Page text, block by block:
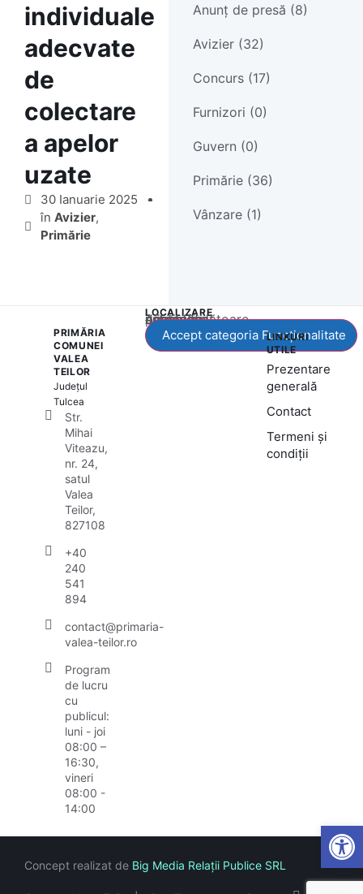
individuale
adecvate
de
colectare
a apelor
uzate
30 Ianuarie 2025
în Avizier,
Primărie
Anunț de presă (8)
Avizier (32)
Concurs (17)
Furnizori (0)
Guvern (0)
Primărie (36)
Vânzare (1)
PRIMĂRIA
COMUNEI
VALEA
TEILOR
Județul
Tulcea
Str.
Mihai
Viteazu,
nr. 24,
satul
Valea
Teilor,
827108
+40
240
541
894
contact@primaria-
valea-teilor.ro
Program
de lucru
cu
publicul:
luni - joi
08:00 –
16:30,
vineri
08:00 -
14:00
LOCALIZARE
Acest conținut este blocat până când acceptați categoria corespunzătoare de cookie-uri.
Accept categoria Funcționalitate
LINKURI
UTILE
Prezentare
generală
Contact
Termeni și
condiții
Concept realizat de Big Media Relații Publice SRL